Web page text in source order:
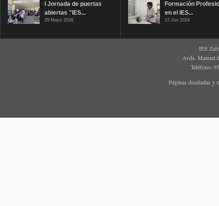
I Jornada de puertas
abiertas "IES...
29 Mayo 2026
Formación
en el IES...
17 Jun 2024
IES
Avda. Manuel
Teléfono:
Páginas diseñadas y